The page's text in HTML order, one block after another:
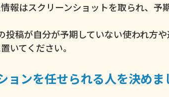
報はスクリーンショットを取られ、予
投稿が自分が予期していない使われ方
いてください。
ョンを任せられる人を決めま